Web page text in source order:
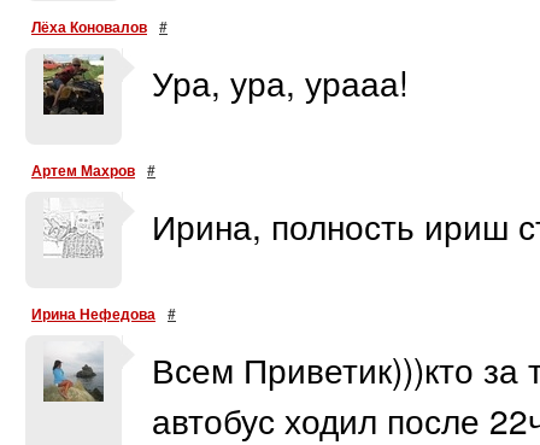
Лёха Коновалов #
Ура, ура, урааа!
Артем Махров #
Ирина, полность ириш
Ирина Нефедова #
Всем Приветик)))кто
автобус ходил после